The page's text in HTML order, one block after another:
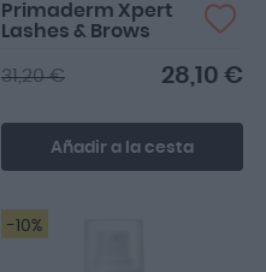
Primaderm Xpert
Lashes & Brows
28,10 €
31,20 €
Añadir a la cesta
-10%